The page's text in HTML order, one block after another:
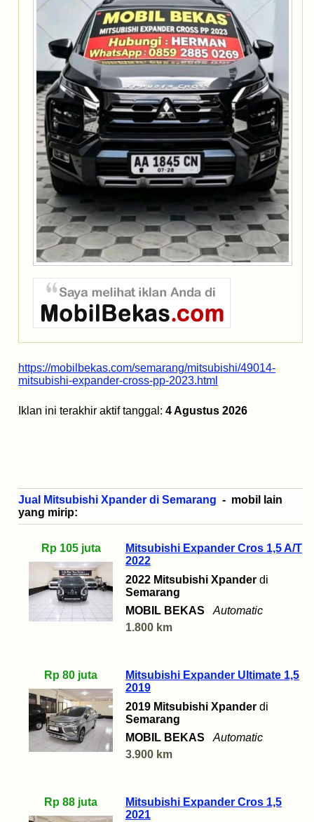
https://mobilbekas.com/semarang/mitsubishi/49014-
mitsubishi-expander-cross-pp-2023.html
Iklan ini terakhir aktif tanggal: 4 Agustus 2026
Jual Mitsubishi Xpander di Semarang - mobil lain
yang mirip:
Rp 105 juta
Mitsubishi Expander Cros 1,5 A/T
2022
2022 Mitsubishi Xpander di
Semarang
MOBIL BEKAS
Automatic
1.800 km
Rp 80 juta
Mitsubishi Expander Ultimate 1,5
2019
2019 Mitsubishi Xpander di
Semarang
MOBIL BEKAS
Automatic
3.900 km
Rp 88 juta
Mitsubishi Expander Cros 1,5
2021